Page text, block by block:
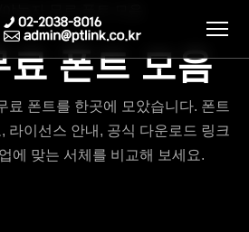
료 폰트 모음
료 폰트를 한곳에 모았습니다. 폰트
라이선스 안내, 공식 다운로드 링크
에 맞는 서체를 비교해 보세요.